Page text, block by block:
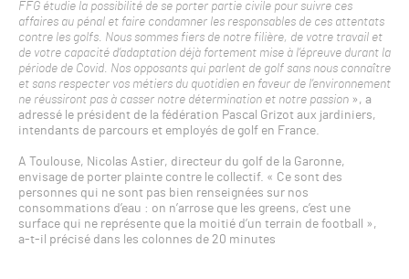
FFG étudie la possibilité de se porter partie civile pour suivre ces
affaires au pénal et faire condamner les responsables de ces attentats
contre les golfs. Nous sommes fiers de notre filière, de votre travail et
de votre capacité d’adaptation déjà fortement mise à l’épreuve durant la
période de Covid. Nos opposants qui parlent de golf sans nous connaître
et sans respecter vos métiers du quotidien en faveur de l’environnement
ne réussiront pas à casser notre détermination et notre passion», a
adressé le président de la fédération Pascal Grizot aux jardiniers,
intendants de parcours et employés de golf en France.
A Toulouse, Nicolas Astier, directeur du golf de la Garonne,
envisage de porter plainte contre le collectif. « Ce sont des
personnes qui ne sont pas bien renseignées sur nos
consommations d’eau : on n’arrose que les greens, c’est une
surface qui ne représente que la moitié d’un terrain de football »,
a-t-il précisé dans les colonnes de 20 minutes